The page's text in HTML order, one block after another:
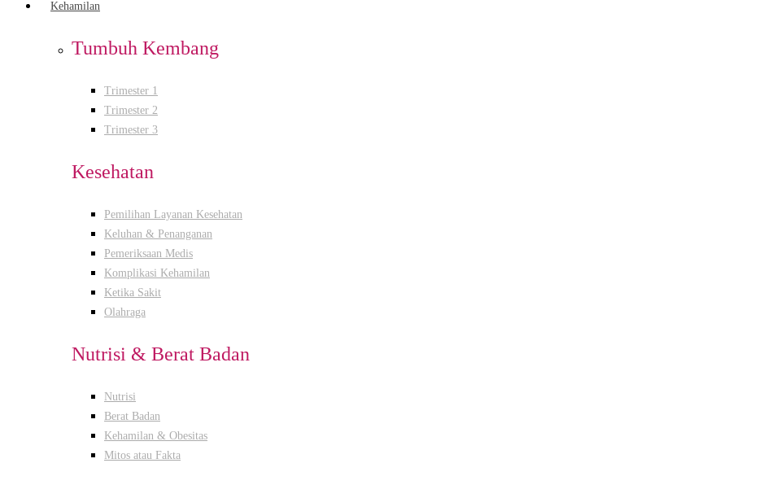
Kehamilan
Tumbuh Kembang
Trimester 1
Trimester 2
Trimester 3
Kesehatan
Pemilihan Layanan Kesehatan
Keluhan & Penanganan
Pemeriksaan Medis
Komplikasi Kehamilan
Ketika Sakit
Olahraga
Nutrisi & Berat Badan
Nutrisi
Berat Badan
Kehamilan & Obesitas
Mitos atau Fakta